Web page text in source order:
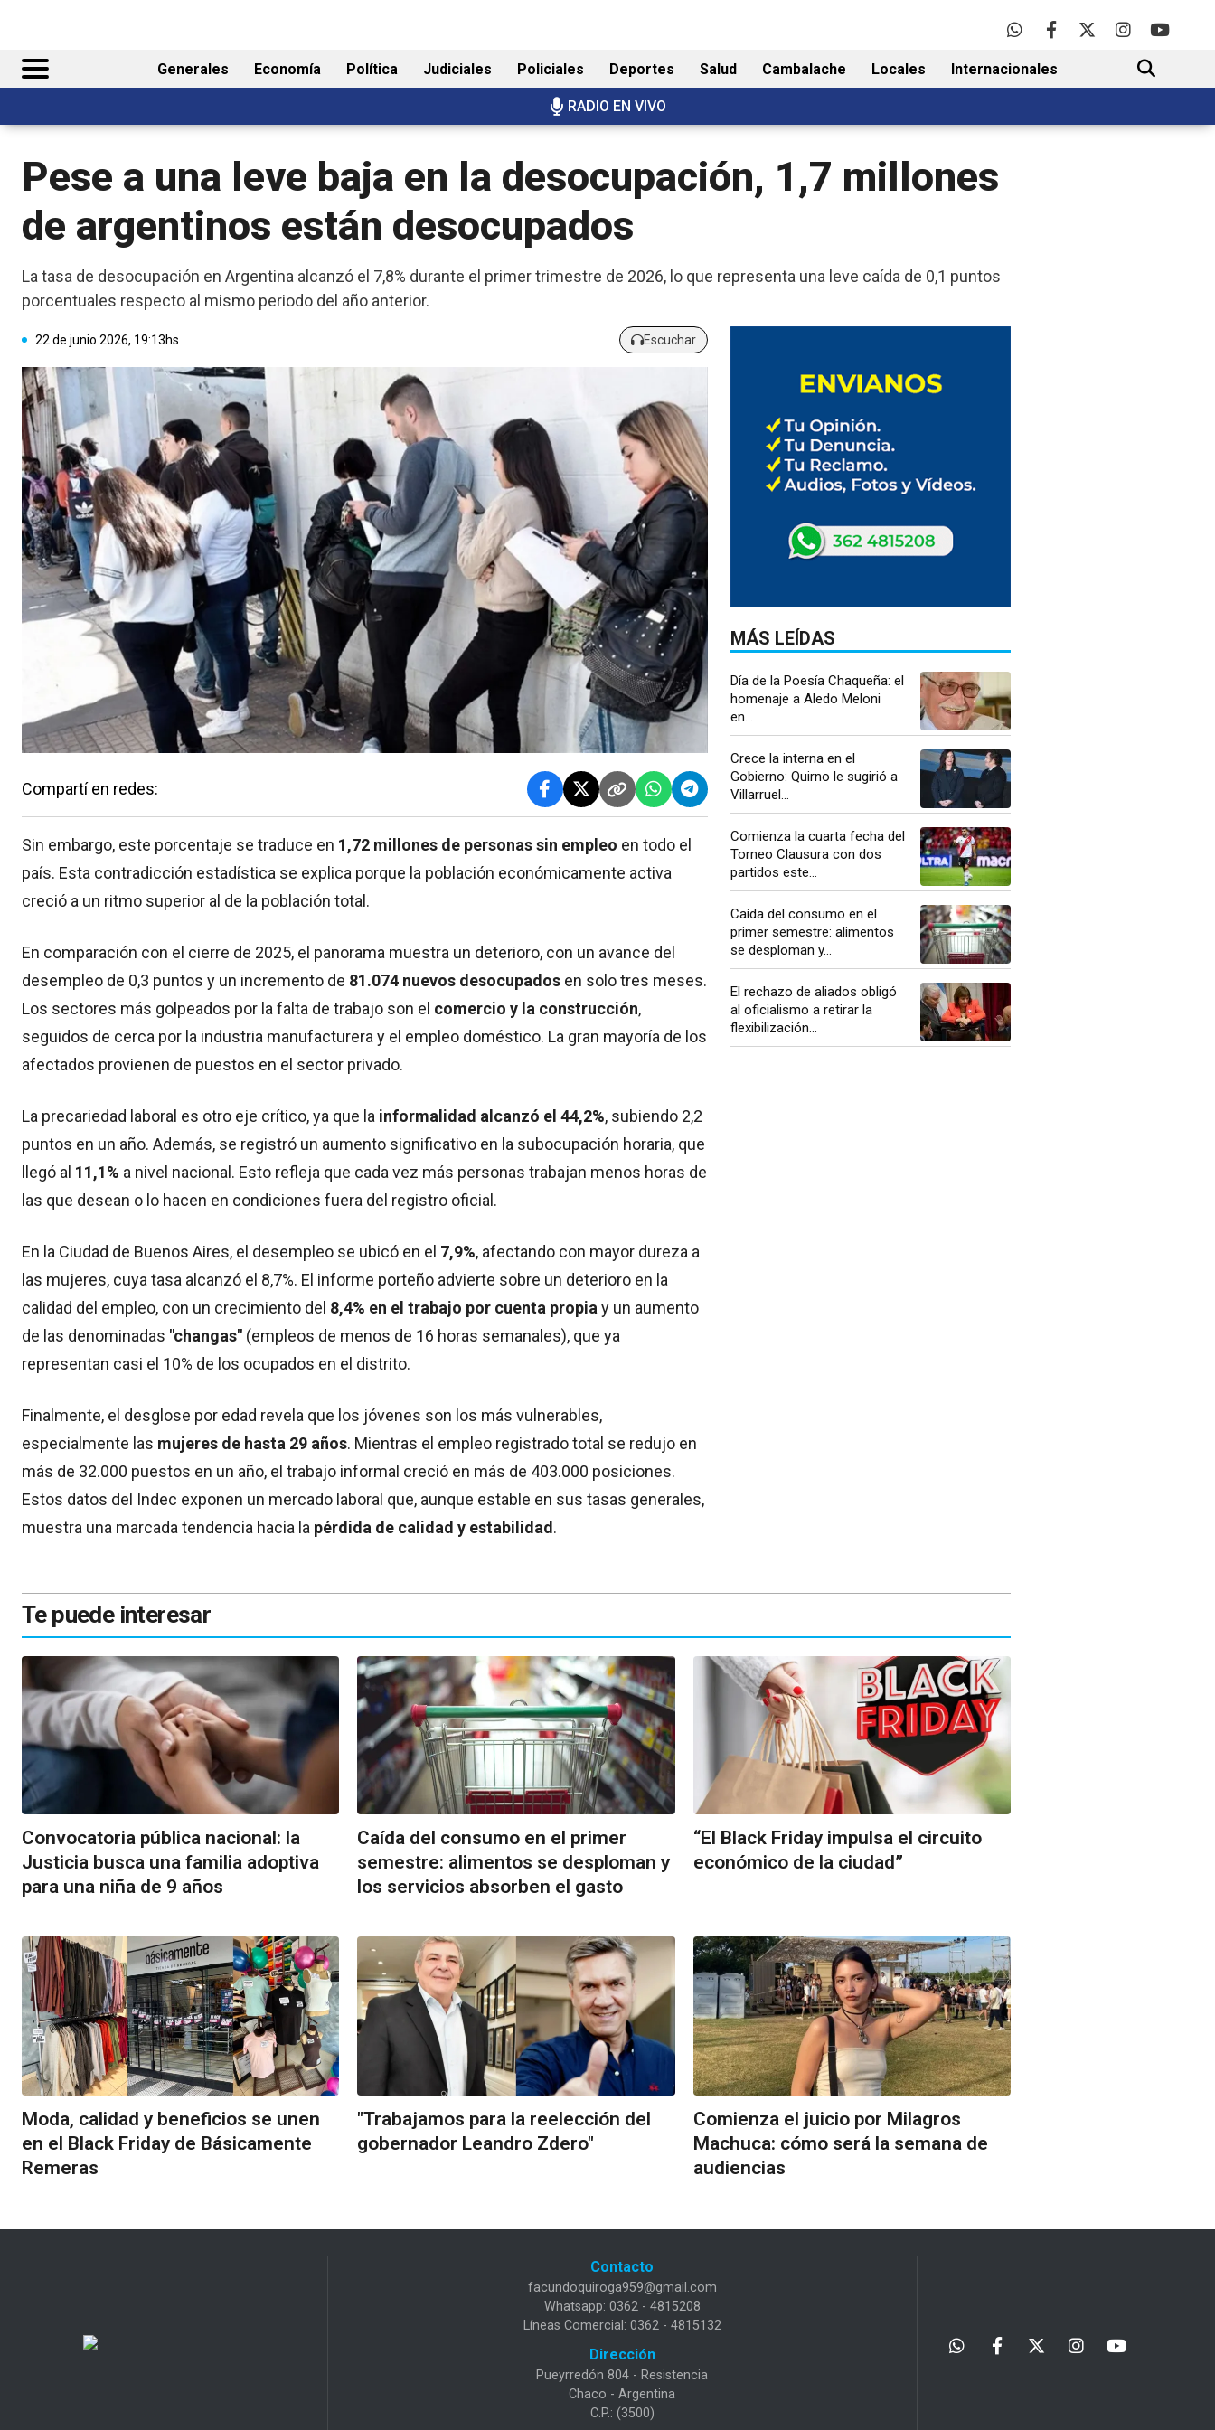
Generales Economía Política Judiciales Policiales Deportes Salud Cambalache Locales Internacionales
RADIO EN VIVO
BUSCAR
Pese a una leve baja en la desocupación, 1,7 millones
de argentinos están desocupados
La tasa de desocupación en Argentina alcanzó el 7,8% durante el primer trimestre de 2026, lo que representa una leve caída de 0,1 puntos
porcentuales respecto al mismo periodo del año anterior.
22 de junio 2026, 19:13hs Escuchar
Compartí en redes:
Sin embargo, este porcentaje se traduce en 1,72 millones de personas sin empleo en todo el
país. Esta contradicción estadística se explica porque la población económicamente activa
creció a un ritmo superior al de la población total.
En comparación con el cierre de 2025, el panorama muestra un deterioro, con un avance del
desempleo de 0,3 puntos y un incremento de 81.074 nuevos desocupados en solo tres meses.
Los sectores más golpeados por la falta de trabajo son el comercio y la construcción,
seguidos de cerca por la industria manufacturera y el empleo doméstico. La gran mayoría de los
afectados provienen de puestos en el sector privado.
La precariedad laboral es otro eje crítico, ya que la informalidad alcanzó el 44,2%, subiendo 2,2
puntos en un año. Además, se registró un aumento significativo en la subocupación horaria, que
llegó al 11,1% a nivel nacional. Esto refleja que cada vez más personas trabajan menos horas de
las que desean o lo hacen en condiciones fuera del registro oficial.
En la Ciudad de Buenos Aires, el desempleo se ubicó en el 7,9%, afectando con mayor dureza a
las mujeres, cuya tasa alcanzó el 8,7%. El informe porteño advierte sobre un deterioro en la
calidad del empleo, con un crecimiento del 8,4% en el trabajo por cuenta propia y un aumento
de las denominadas "changas" (empleos de menos de 16 horas semanales), que ya
representan casi el 10% de los ocupados en el distrito.
Finalmente, el desglose por edad revela que los jóvenes son los más vulnerables,
especialmente las mujeres de hasta 29 años. Mientras el empleo registrado total se redujo en
más de 32.000 puestos en un año, el trabajo informal creció en más de 403.000 posiciones.
Estos datos del Indec exponen un mercado laboral que, aunque estable en sus tasas generales,
muestra una marcada tendencia hacia la pérdida de calidad y estabilidad.
MÁS LEÍDAS
Día de la Poesía Chaqueña: el
homenaje a Aledo Meloni
en...
Crece la interna en el
Gobierno: Quirno le sugirió a
Villarruel...
Comienza la cuarta fecha del
Torneo Clausura con dos
partidos este...
Caída del consumo en el
primer semestre: alimentos
se desploman y...
El rechazo de aliados obligó
al oficialismo a retirar la
flexibilización...
Te puede interesar
Convocatoria pública nacional: la
Justicia busca una familia adoptiva
para una niña de 9 años
Caída del consumo en el primer
semestre: alimentos se desploman y
los servicios absorben el gasto
“El Black Friday impulsa el circuito
económico de la ciudad”
Moda, calidad y beneficios se unen
en el Black Friday de Básicamente
Remeras
"Trabajamos para la reelección del
gobernador Leandro Zdero"
Comienza el juicio por Milagros
Machuca: cómo será la semana de
audiencias
Contacto
facundoquiroga959@gmail.com
Whatsapp: 0362 - 4815208
Líneas Comercial: 0362 - 4815132
Dirección
Pueyrredón 804 - Resistencia
Chaco - Argentina
C.P.: (3500)